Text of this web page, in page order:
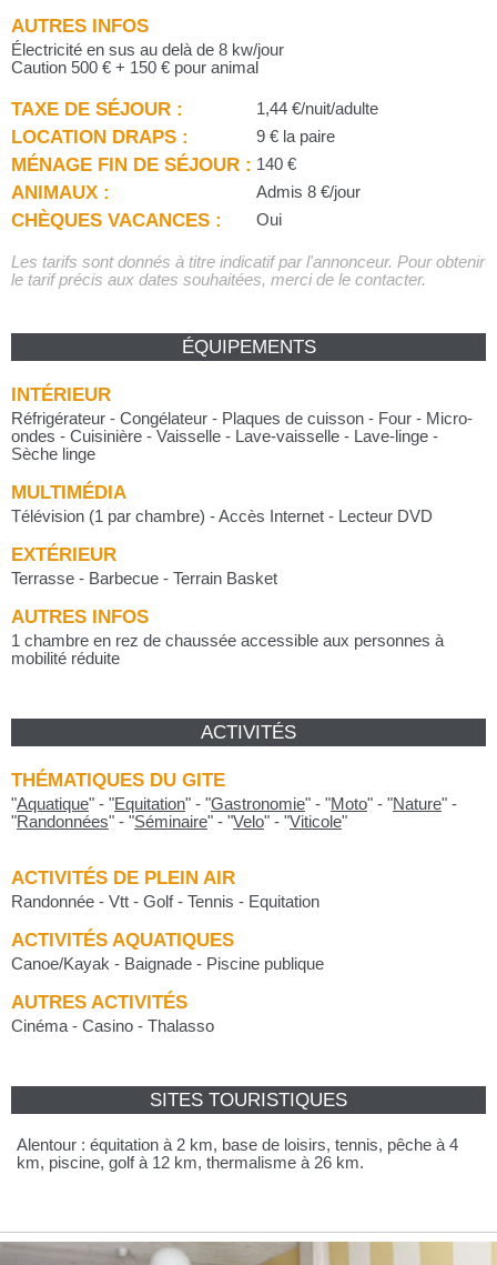
AUTRES INFOS
Électricité en sus au delà de 8 kw/jour
Caution 500 € + 150 € pour animal
TAXE DE SÉJOUR : 1,44 €/nuit/adulte
LOCATION DRAPS : 9 € la paire
MÉNAGE FIN DE SÉJOUR : 140 €
ANIMAUX : Admis 8 €/jour
CHÈQUES VACANCES : Oui
Les tarifs sont donnés à titre indicatif par l'annonceur. Pour obtenir
le tarif précis aux dates souhaitées, merci de le contacter.
ÉQUIPEMENTS
INTÉRIEUR
Réfrigérateur - Congélateur - Plaques de cuisson - Four - Micro-
ondes - Cuisinière - Vaisselle - Lave-vaisselle - Lave-linge -
Sèche linge
MULTIMÉDIA
Télévision (1 par chambre) - Accès Internet - Lecteur DVD
EXTÉRIEUR
Terrasse - Barbecue - Terrain Basket
AUTRES INFOS
1 chambre en rez de chaussée accessible aux personnes à
mobilité réduite
ACTIVITÉS
THÉMATIQUES DU GITE
"Aquatique" - "Equitation" - "Gastronomie" - "Moto" - "Nature" -
"Randonnées" - "Séminaire" - "Velo" - "Viticole"
ACTIVITÉS DE PLEIN AIR
Randonnée - Vtt - Golf - Tennis - Equitation
ACTIVITÉS AQUATIQUES
Canoe/Kayak - Baignade - Piscine publique
AUTRES ACTIVITÉS
Cinéma - Casino - Thalasso
SITES TOURISTIQUES
Alentour : équitation à 2 km, base de loisirs, tennis, pêche à 4
km, piscine, golf à 12 km, thermalisme à 26 km.